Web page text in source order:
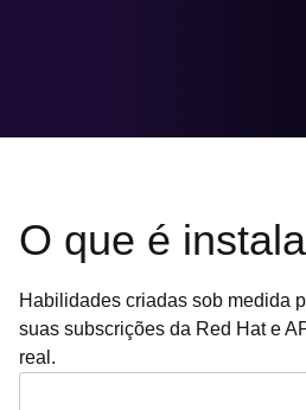
O que é
Habilidades criadas sob medida
suas subscrições da Red Hat e
real.